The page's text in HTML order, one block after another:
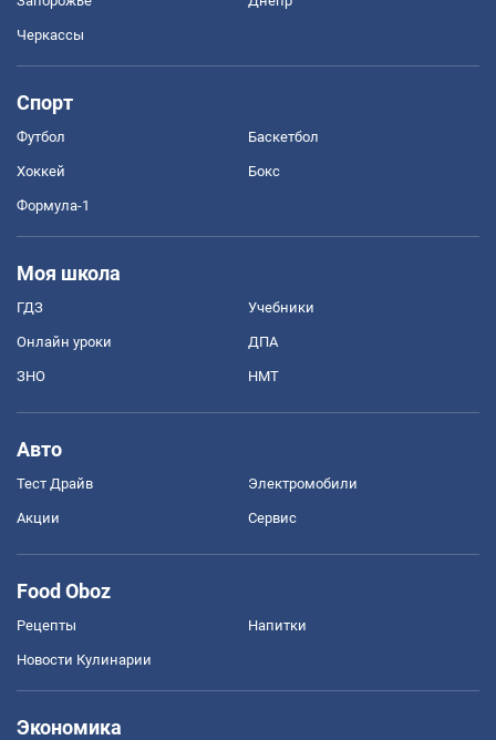
Черкассы
Спорт
Футбол Баскетбол
Хоккей Бокс
Формула-1
Моя школа
ГДЗ Учебники
Онлайн уроки ДПА
ЗНО НМТ
Авто
Тест Драйв Электромобили
Акции Сервис
Food Oboz
Рецепты Напитки
Новости Кулинарии
Экономика